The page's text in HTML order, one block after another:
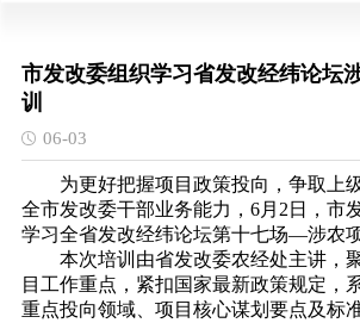
市发改委组织学习省发改经纬论坛
训
06-03
为更好把握项目政策投向，争取上
全市发改委干部业务能力，6月2日，市
学习全省发改经纬论坛第十七场—涉农
本次培训由省发改委农经处主讲，
目工作重点，紧扣国家最新政策规定，
重点投向领域、项目核心谋划要点及标